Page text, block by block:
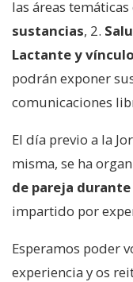
las áreas temáticas
sustancias, 2.
Lactante y
podrán exponer
comunicaciones
El día previo a la
misma, se ha
de pareja
impartido por
Esperamos poder
experiencia y os